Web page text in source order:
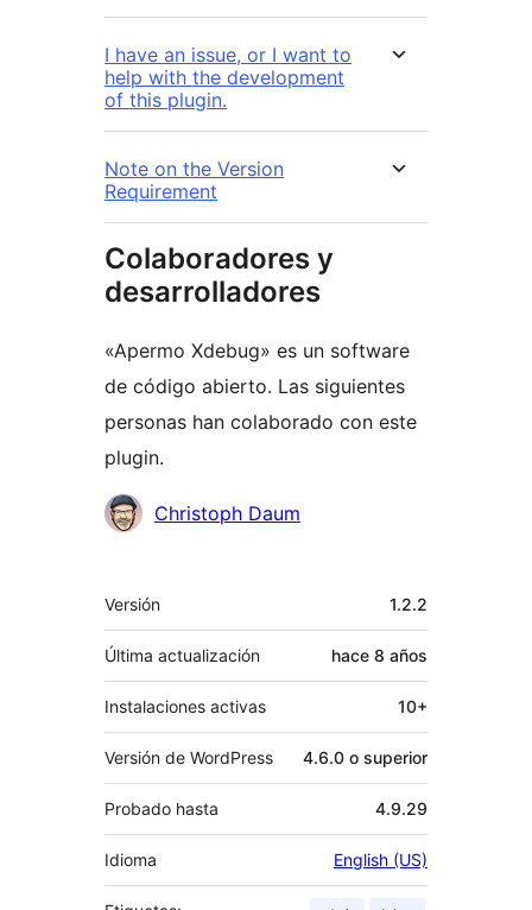
I have an issue, or I want to
help with the development
of this plugin.
Note on the Version
Requirement
Colaboradores y
desarrolladores
«Apermo Xdebug» es un software
de código abierto. Las siguientes
personas han colaborado con este
plugin.
Colaboradores
Christoph Daum
Meta
Versión 1.2.2
Última actualización hace 8 años
Instalaciones activas 10+
Versión de WordPress 4.6.0 o superior
Probado hasta 4.9.29
Idioma English (US)